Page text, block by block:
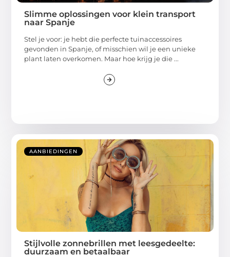
Slimme oplossingen voor klein transport
naar Spanje
Stel je voor: je hebt die perfecte tuinaccessoires
gevonden in Spanje, of misschien wil je een unieke
plant laten overkomen. Maar hoe krijg je die ...
AANBIEDINGEN
Stijlvolle zonnebrillen met leesgedeelte:
duurzaam en betaalbaar